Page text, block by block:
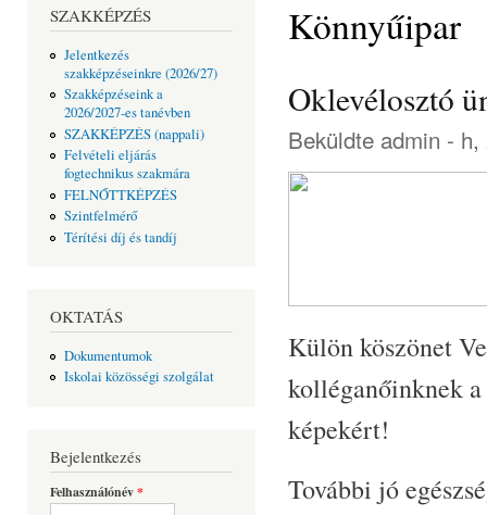
SZAKKÉPZÉS
Jelentkezés
szakképzéseinkre (2026/27)
Szakképzéseink a
2026/2027-es tanévben
SZAKKÉPZÉS (nappali)
Felvételi eljárás
fogtechnikus szakmára
FELNŐTTKÉPZÉS
Szintfelmérő
Térítési díj és tandíj
OKTATÁS
Dokumentumok
Iskolai közösségi szolgálat
Bejelentkezés
Felhasználónév*
Könnyűipar
Oklevélosztó
Beküldte admin - h,
Külön köszönet
kolléganőinknek a
képekért!
További jó